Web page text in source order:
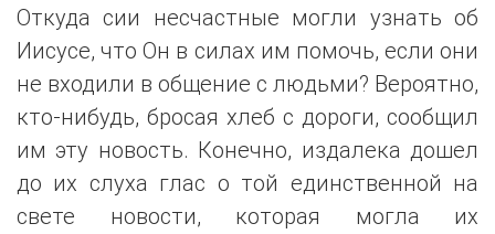
Откуда сии несчастные могли узнать об
Иисусе, что Он в силах им помочь, если они
не входили в общение с людьми? Вероятно,
кто-нибудь, бросая хлеб с дороги, сообщил
им эту новость. Конечно, издалека дошел
до их слуха глас о той единственной на
свете новости, которая могла их